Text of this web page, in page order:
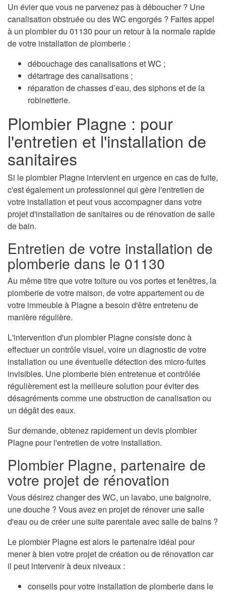
Un évier que vous ne parvenez pas à déboucher ? Une
canalisation obstruée ou des WC engorgés ? Faites appel
à un plombier du 01130 pour un retour à la normale rapide
de votre installation de plomberie :
débouchage des canalisations et WC ;
détartrage des canalisations ;
réparation de chasses d’eau, des siphons et de la
robinetterie.
Plombier Plagne : pour
l'entretien et l'installation de
sanitaires
Si le plombier Plagne intervient en urgence en cas de fuite,
c'est également un professionnel qui gère l'entretien de
votre installation et peut vous accompagner dans votre
projet d'installation de sanitaires ou de rénovation de salle
de bain.
Entretien de votre installation de
plomberie dans le 01130
Au même titre que votre toiture ou vos portes et fenêtres, la
plomberie de votre maison, de votre appartement ou de
votre immeuble à Plagne a besoin d'être entretenu de
manière régulière.
L'intervention d'un plombier Plagne consiste donc à
effectuer un contrôle visuel, voire un diagnostic de votre
installation ou une éventuelle détection des micro-fuites
invisibles. Une plomberie bien entretenue et contrôlée
régulièrement est la meilleure solution pour éviter des
désagréments comme une obstruction de canalisation ou
un dégât des eaux.
Sur demande, obtenez rapidement un devis plombier
Plagne pour l'entretien de votre installation.
Plombier Plagne, partenaire de
votre projet de rénovation
Vous désirez changer des WC, un lavabo, une baignoire,
une douche ? Vous avez en projet de rénover une salle
d'eau ou de créer une suite parentale avec salle de bains ?
Le plombier Plagne est alors le partenaire idéal pour
mener à bien votre projet de création ou de rénovation car
il peut intervenir à deux niveaux :
conseils pour votre installation de plomberie dans le